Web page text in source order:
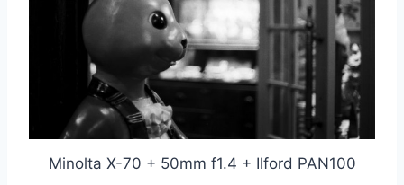
Minolta X-70 + 50mm f1.4 + Ilford PAN100